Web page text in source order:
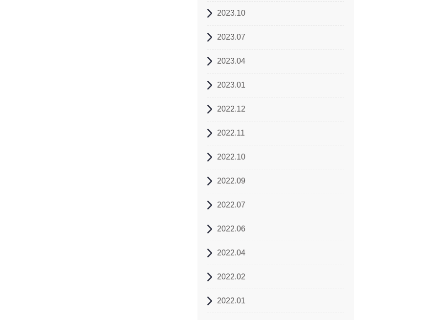
2023.10
2023.07
2023.04
2023.01
2022.12
2022.11
2022.10
2022.09
2022.07
2022.06
2022.04
2022.02
2022.01